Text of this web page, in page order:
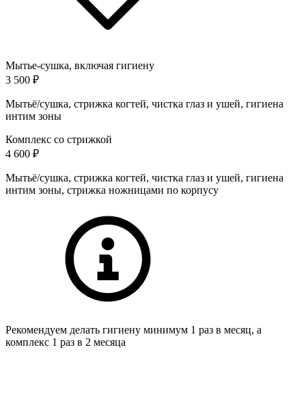
Мытье-сушка, включая гигиену
3 500 ₽
Мытьё/сушка, стрижка когтей, чистка глаз и ушей, гигиена
интим зоны
Комплекс со стрижкой
4 600 ₽
Мытьё/сушка, стрижка когтей, чистка глаз и ушей, гигиена
интим зоны, стрижка ножницами по корпусу
Рекомендуем делать гигиену минимум 1 раз в месяц, а
комплекс 1 раз в 2 месяца